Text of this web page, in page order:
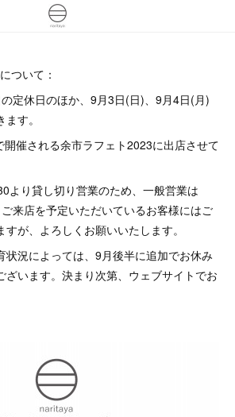
ついて：
定休日のほか、9月3日(日)、9月4日(月)
す。
開催される余市ラフェト2023に出店させて
より貸し切り営業のため、一般営業は
来店を予定いただいているお客様にはご
が、よろしくお願いいたします。
状況によっては、9月後半に追加でお休み
ざいます。決まり次第、ウェブサイトでお